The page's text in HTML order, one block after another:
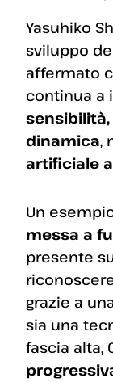
Yasuhiko
sviluppo
affermato
continua a
dinamica,
artificiale
Un
messa a
presente
grazie a
sia una
fascia alta,